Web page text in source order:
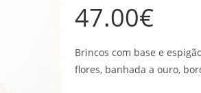
47.00€
Brincos com base e
flores, banhada a ouro,